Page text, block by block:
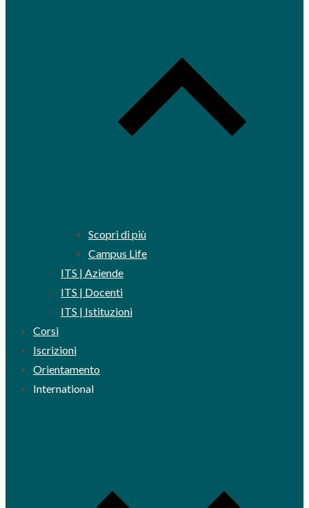
Scopri di più
Campus Life
ITS | Aziende
ITS | Docenti
ITS | Istituzioni
Corsi
Iscrizioni
Orientamento
International